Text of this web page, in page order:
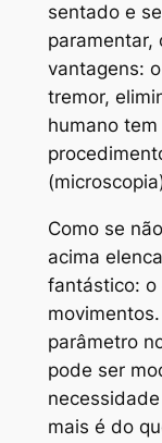
sentado e
paramentar,
vantagens:
tremor,
humano
Como se
acima
fantástico: o
parâmetro
pode ser
mais é do